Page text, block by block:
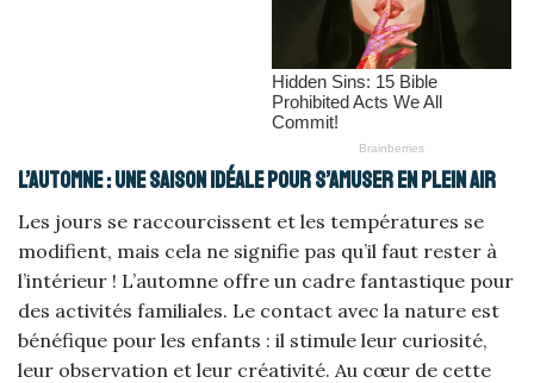
L’automne : une saison idéale pour s’amuser en plein air
Les jours se raccourcissent et les températures se
modifient, mais cela ne signifie pas qu’il faut rester à
l’intérieur ! L’automne offre un cadre fantastique pour
des activités familiales. Le contact avec la nature est
bénéfique pour les enfants : il stimule leur curiosité,
leur observation et leur créativité. Au cœur de cette